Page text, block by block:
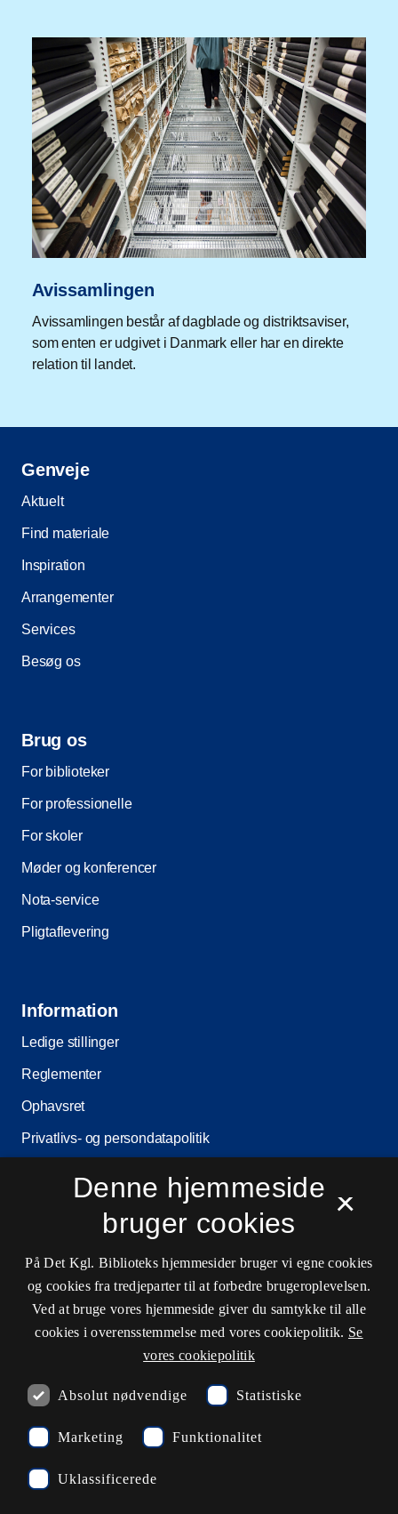
Avissamlingen
Avissamlingen består af dagblade og distriktsaviser,
som enten er udgivet i Danmark eller har en direkte
relation til landet.
Genveje
Aktuelt
Find materiale
Inspiration
Arrangementer
Services
Besøg os
Brug os
For biblioteker
For professionelle
For skoler
Møder og konferencer
Nota-service
Pligtaflevering
Information
Ledige stillinger
Reglementer
Ophavsret
Privatlivs- og persondatapolitik
Driftsstatus
Cookieindstillinger
Kontaktinformationer
Åbningstider
33 47 47 47
×
Denne hjemmeside
bruger cookies
På Det Kgl. Biblioteks hjemmesider bruger vi egne cookies
og cookies fra tredjeparter til at forbedre brugeroplevelsen.
Ved at bruge vores hjemmeside giver du samtykke til alle
cookies i overensstemmelse med vores cookiepolitik. Se
vores cookiepolitik
Absolut nødvendige Statistiske
Marketing Funktionalitet
Uklassificerede